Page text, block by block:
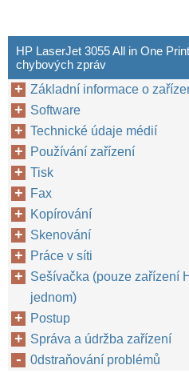
HP LaserJet 3055 All in One
chybových zpráv
Základní informace o
Software
Technické údaje médií
Používání zařízení
Tisk
Fax
Kopírování
Skenování
Práce v síti
Sešívačka (pouze zařízení
jednom)
Postup
Správa a údržba zařízení
0dstraňování problémů